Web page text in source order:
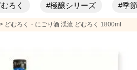
#極醸シリーズ #季節限定酒
どむろく・にごり酒 渓流 どむろく 1800ml